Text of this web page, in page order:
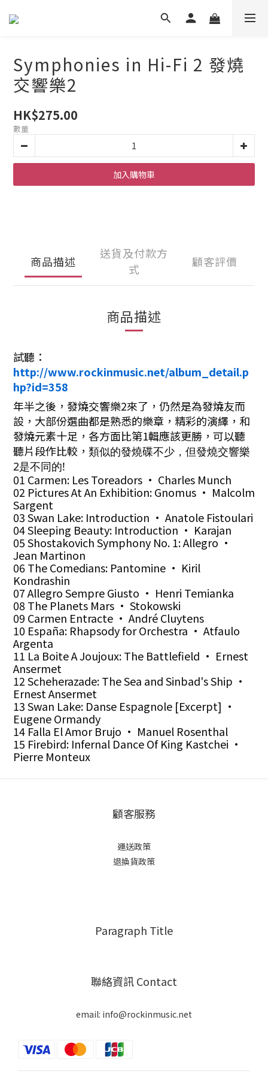
Symphonies in Hi-Fi 2 發燒
交響樂2
HK$275.00
數量
加入購物車
商品描述
送貨及付款方
式
顧客評價
商品描述
試聽：
http://www.rockinmusic.net/album_detail.p
hp?id=358
年半之後，發燒交響樂2來了，仍然是為發燒友而
設，大部份選曲都是熟悉的樂章，精彩的演繹，和
發燒元素十足，各方面比第1輯應該更勝，可以聽
聽片段作比較 ， 類似的發燒碟不少，但發燒交響樂
2是不同的!
01 Carmen: Les Toreadors • Charles Munch
02 Pictures At An Exhibition: Gnomus • Malcolm
Sargent
03 Swan Lake: Introduction • Anatole Fistoulari
04 Sleeping Beauty: Introduction • Karajan
05 Shostakovich Symphony No. 1: Allegro •
Jean Martinon
06 The Comedians: Pantomine • Kiril
Kondrashin
07 Allegro Sempre Giusto • Henri Temianka
08 The Planets Mars • Stokowski
09 Carmen Entracte • André Cluytens
10 España: Rhapsody for Orchestra • Atfaulo
Argenta
11 La Boite A Joujoux: The Battlefield • Ernest
Ansermet
12 Scheherazade: The Sea and Sinbad's Ship •
Ernest Ansermet
13 Swan Lake: Danse Espagnole [Excerpt] •
Eugene Ormandy
14 Falla El Amor Brujo • Manuel Rosenthal
15 Firebird: Infernal Dance Of King Kastchei •
Pierre Monteux
顧客服務
運送政策
退換貨政策
Paragraph Title
聯絡資訊 Contact
email: info@rockinmusic.net